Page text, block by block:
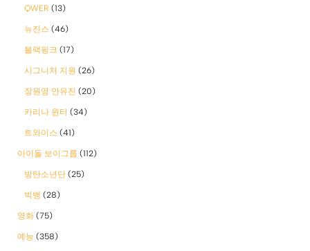
QWER (13)
뉴진스 (46)
블랙핑크 (17)
시그니처 지원 (26)
장원영 안유진 (20)
카리나 윈터 (34)
트와이스 (41)
아이돌 보이그룹 (112)
방탄소년단 (25)
빅뱅 (28)
영화 (75)
예능 (358)